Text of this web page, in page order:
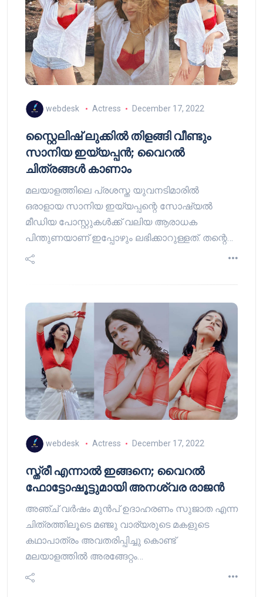
webdesk Actress December 17, 2022
സ്റ്റൈലിഷ് ലുക്കിൽ തിളങ്ങി വീണ്ടും
സാനിയ ഇയ്യപ്പൻ; വൈറൽ
ചിത്രങ്ങൾ കാണാം
മലയാളത്തിലെ പ്രശസ്ത യുവനടിമാരിൽ
ഒരാളായ സാനിയ ഇയ്യപ്പന്റെ സോഷ്യൽ
മീഡിയ പോസ്റ്റുകൾക്ക് വലിയ ആരാധക
പിന്തുണയാണ് ഇപ്പോഴും ലഭിക്കാറുള്ളത്. തന്റെ…
webdesk Actress December 17, 2022
സ്ത്രീ എന്നാൽ ഇങ്ങനെ; വൈറൽ
ഫോട്ടോഷൂട്ടുമായി അനശ്വര രാജൻ
അഞ്ച് വർഷം മുൻപ് ഉദാഹരണം സുജാത എന്ന
ചിത്രത്തിലൂടെ മഞ്ജു വാര്യരുടെ മകളുടെ
കഥാപാത്രം അവതരിപ്പിച്ചു കൊണ്ട്
മലയാളത്തിൽ അരങ്ങേറ്റം…